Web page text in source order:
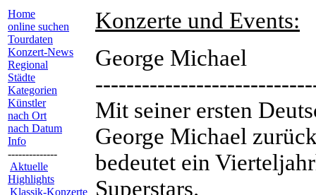
Home
online suchen
Tourdaten
Konzert-News
Regional
Städte
Kategorien
Künstler
nach Ort
nach Datum
Info
--------------
Aktuelle
Highlights
Klassik-Konzerte
Konzerte und Events:
George Michael
Mit seiner ersten
George Michael
bedeutet ein
Superstars.